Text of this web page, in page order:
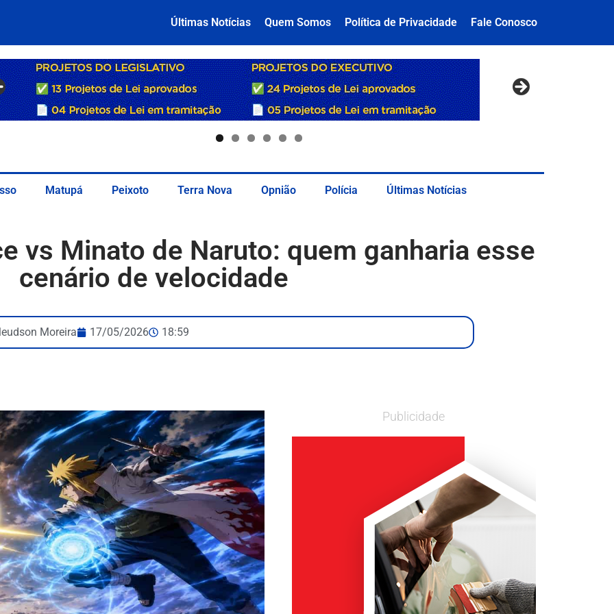
Últimas Notícias Quem Somos Política de Privacidade Fale Conosco
Matupá Peixoto Terra Nova Opnião Polícia Últimas Notícias
vs Minato de Naruto: quem ganharia esse
cenário de velocidade
Moreira 17/05/2026 18:59
Publicidade